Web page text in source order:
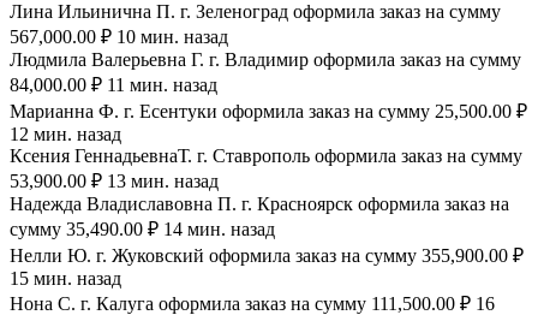
Лина Ильинична П. г. Зеленоград оформила заказ на сумму
567,000.00 ₽ 10 мин. назад
Людмила Валерьевна Г. г. Владимир оформила заказ на сумму
84,000.00 ₽ 11 мин. назад
Марианна Ф. г. Есентуки оформила заказ на сумму 25,500.00 ₽
12 мин. назад
Ксения ГеннадьевнаТ. г. Ставрополь оформила заказ на сумму
53,900.00 ₽ 13 мин. назад
Надежда Владиславовна П. г. Красноярск оформила заказ на
сумму 35,490.00 ₽ 14 мин. назад
Нелли Ю. г. Жуковский оформила заказ на сумму 355,900.00 ₽
15 мин. назад
Нона С. г. Калуга оформила заказ на сумму 111,500.00 ₽ 16